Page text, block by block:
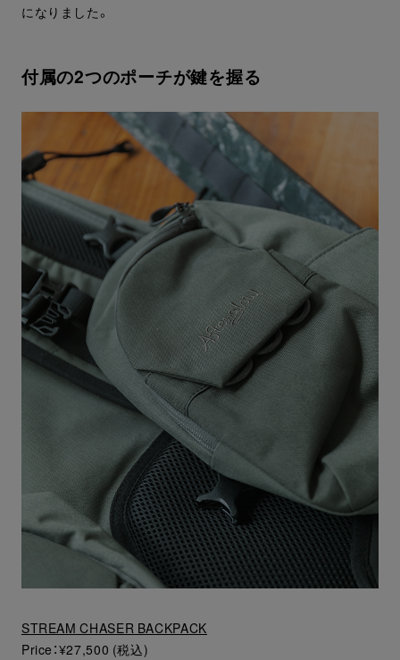
になりました。
付属の2つのポーチが鍵を握る
STREAM CHASER BACKPACK
Price：¥27,500 (税込)